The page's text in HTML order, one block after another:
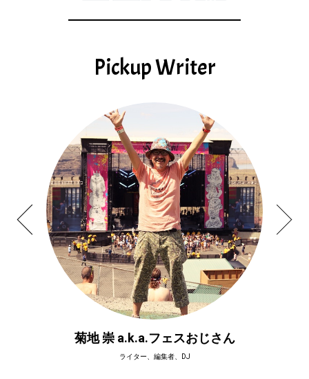
Pickup Writer
菊地 崇 a.k.a.フェスおじさん
ライター、編集者、DJ